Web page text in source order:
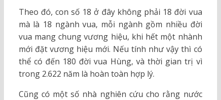
Theo đó, con số 18 ở đây không phải 18 đời vua
mà là 18 ngành vua, mỗi ngành gồm nhiều đời
vua mang chung vương hiệu, khi hết một nhành
mới đặt vương hiệu mới. Nếu tính như vậy thì có
thể có đến 180 đời vua Hùng, và thời gian trị vì
trong 2.622 năm là hoàn toàn hợp lý.
Cũng có một số nhà nghiên cứu cho rằng nước